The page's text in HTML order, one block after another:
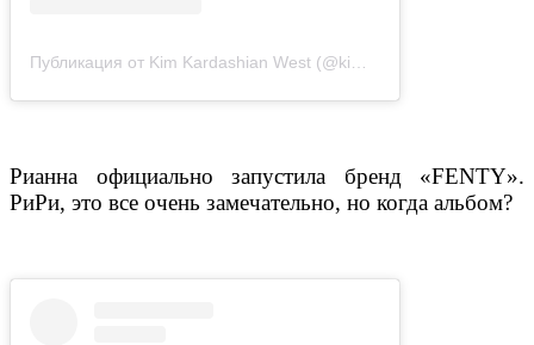
Рианна официально запустила бренд «FENTY».
РиРи, это все очень замечательно, но когда альбом?